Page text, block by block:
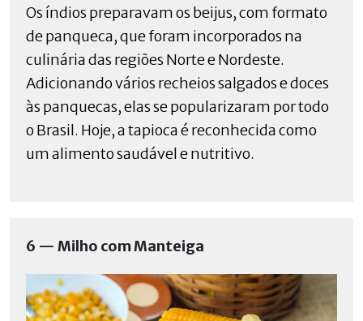
Os índios preparavam os beijus, com formato
de panqueca, que foram incorporados na
culinária das regiões Norte e Nordeste.
Adicionando vários recheios salgados e doces
às panquecas, elas se popularizaram por todo
o Brasil. Hoje, a tapioca é reconhecida como
um alimento saudável e nutritivo.
6 — Milho com Manteiga